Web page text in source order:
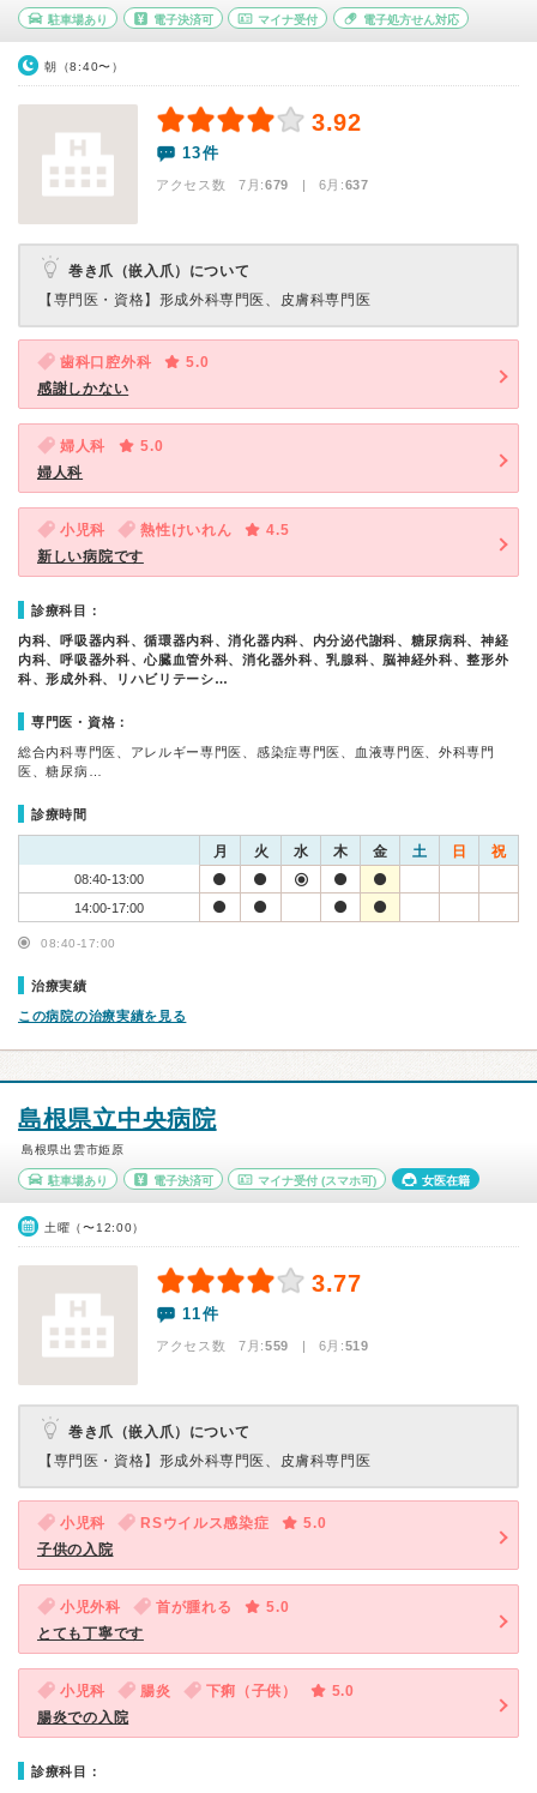
駐車場あり 電子決済可 マイナ受付 電子処方せん対応
朝（8:40〜）
3.92
13件
アクセス数 7月:679 | 6月:637
巻き爪（嵌入爪）について
【専門医・資格】 形成外科専門医、皮膚科専門医
歯科口腔外科
5.0
感謝しかない
婦人科
5.0
婦人科
小児科 熱性けいれん
4.5
新しい病院です
診療科目：
内科、呼吸器内科、循環器内科、消化器内科、内分泌代謝科、糖尿病科、神経
内科、呼吸器外科、心臓血管外科、消化器外科、乳腺科、脳神経外科、整形外
科、形成外科、リハビリテーシ…
専門医・資格：
総合内科専門医、アレルギー専門医、感染症専門医、血液専門医、外科専門
医、糖尿病…
診療時間
月 火 水 木 金 土 日 祝
08:40-13:00
14:00-17:00
08:40-17:00
治療実績
この病院の治療実績を見る
島根県立中央病院
島根県出雲市姫原
駐車場あり 電子決済可 マイナ受付 (スマホ可) 女医在籍
土曜（〜12:00）
3.77
11件
アクセス数 7月:559 | 6月:519
巻き爪（嵌入爪）について
【専門医・資格】 形成外科専門医、皮膚科専門医
小児科 RSウイルス感染症
5.0
子供の入院
小児外科 首が腫れる
5.0
とても丁寧です
小児科 腸炎 下痢（子供）
5.0
腸炎での入院
診療科目：